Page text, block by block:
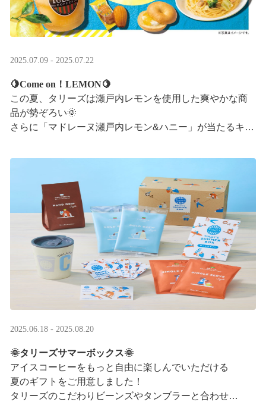
2025.07.09 - 2025.07.22
🍋Come on！LEMON🍋
この夏、タリーズは瀬戸内レモンを使用した爽やかな商
品が勢ぞろい🌞
さらに「マドレーヌ瀬戸内レモン&ハニー」が当たるキャ
2025.06.18 - 2025.08.20
🌞タリーズサマーボックス🌞
アイスコーヒーをもっと自由に楽しんでいただける
夏のギフトをご用意しました！
タリーズのこだわりビーンズやタンブラーと合わせ、